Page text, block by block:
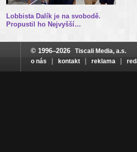
Lobbista Dalík je na svobodě.
Propustil ho Nejvyšší…
© 1996–2026
Tiscali Media, a.s.
o nás
kontakt reklama